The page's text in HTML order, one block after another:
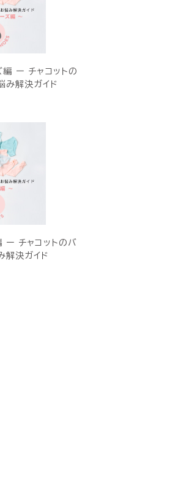
編 ー チャコットの
み解決ガイド
ー チャコットのバ
解決ガイド